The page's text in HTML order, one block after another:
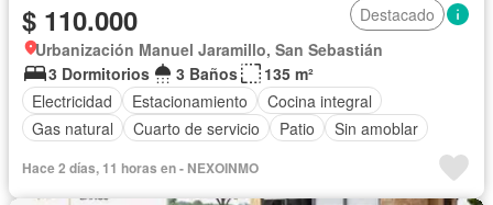
$ 110.000
Destacado
Urbanización Manuel Jaramillo, San Sebastián
3 Dormitorios
3 Baños
135 m²
Electricidad
Estacionamiento
Cocina integral
Gas natural
Cuarto de servicio Patio Sin amoblar
Hace 2 días, 11 horas en - NEXOINMO